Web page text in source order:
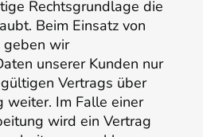
Rechtsgrundlage die
Beim Einsatz von
geben wir
unserer Kunden nur
Vertrags über
Im Falle einer
wird ein Vertrag